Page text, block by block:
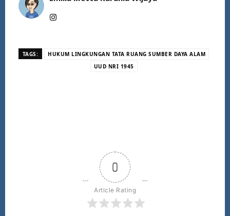
TAGS:
HUKUM LINGKUNGAN TATA RUANG SUMBER DAYA ALAM
UUD NRI 1945
0
Article Rating